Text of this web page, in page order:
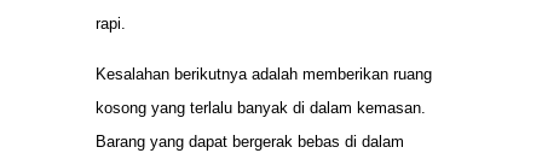
rapi.
Kesalahan berikutnya adalah memberikan ruang
kosong yang terlalu banyak di dalam kemasan.
Barang yang dapat bergerak bebas di dalam